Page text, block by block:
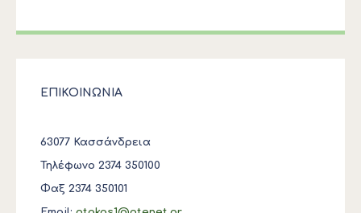
ΕΠΙΚΟΙΝΩΝΙΑ
63077 Κασσάνδρεια
Τηλέφωνο 2374 350100
Φαξ 2374 350101